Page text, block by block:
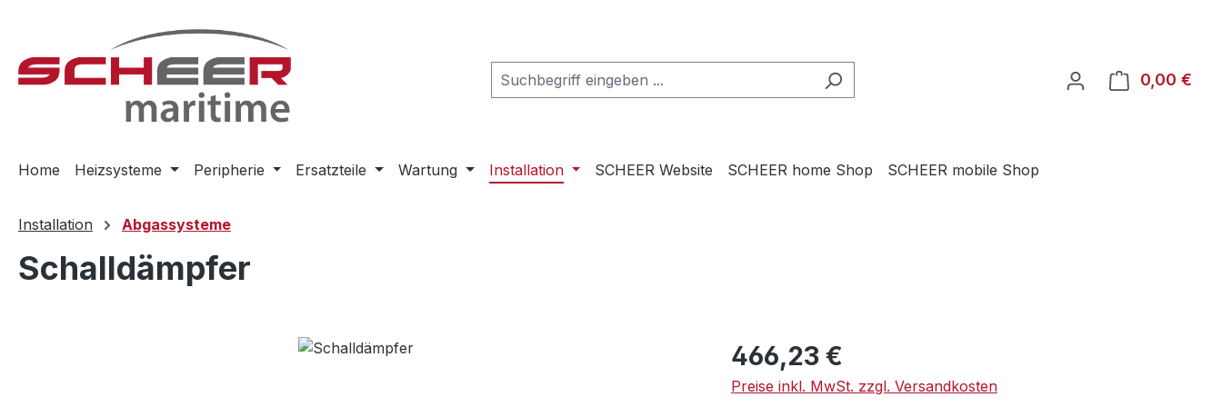
0,00 €
Home Heizsysteme Peripherie Ersatzteile Wartung Installation SCHEER Website SCHEER home Shop SCHEER mobile Shop
Installation Abgassysteme
Schalldämpfer
Regulärer Preis:
466,23 €
Preise inkl. MwSt. zzgl. Versandkosten